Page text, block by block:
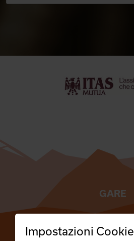
GARE
Impostazioni Cookie